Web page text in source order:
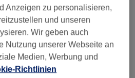
10:00–16:00
10:00–16:00
Geschlossen
10:00–16:00
15:00– 19:00
Anzeigen zu personalisieren,
und unseren
Wir geben auch
Nutzung unserer Webseite an
Medien, Werbung und
Richtlinien